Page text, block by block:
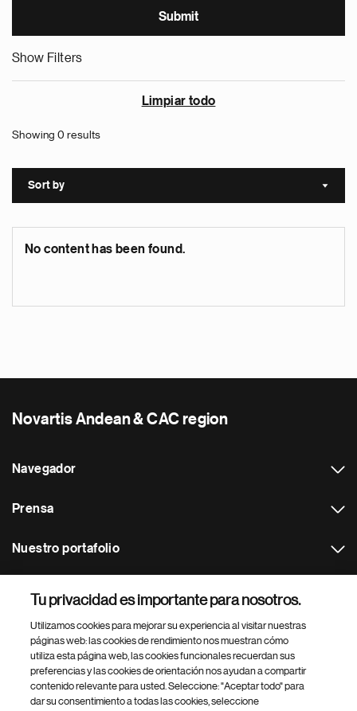
Show Filters
Limpiar todo
Showing 0 results
Sort by Sort
No content has been found.
Novartis Andean & CAC region
Navegador
Prensa
Nuestro portafolio
Footer Site Search
Tu privacidad es importante para nosotros.
Utilizamos cookies para mejorar su experiencia al visitar nuestras
páginas web: las cookies de rendimiento nos muestran cómo
utiliza esta página web, las cookies funcionales recuerdan sus
preferencias y las cookies de orientación nos ayudan a compartir
contenido relevante para usted. Seleccione: "Aceptar todo" para
dar su consentimiento a todas las cookies, seleccione